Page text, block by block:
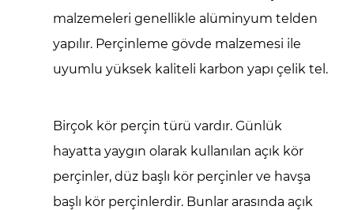
malzemeleri genellikle alüminyum telden
yapılır. Perçinleme gövde malzemesi ile
uyumlu yüksek kaliteli karbon yapı çelik tel.
Birçok kör perçin türü vardır. Günlük
hayatta yaygın olarak kullanılan açık kör
perçinler, düz başlı kör perçinler ve havşa
başlı kör perçinlerdir. Bunlar arasında açık